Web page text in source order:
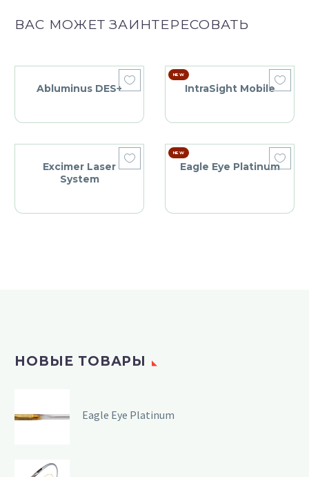
ВАС МОЖЕТ ЗАИНТЕРЕСОВАТЬ
Abluminus DES+
NEW
IntraSight Mobile
Excimer Laser
System
NEW
Eagle Eye Platinum
НОВЫЕ ТОВАРЫ
Eagle Eye Platinum